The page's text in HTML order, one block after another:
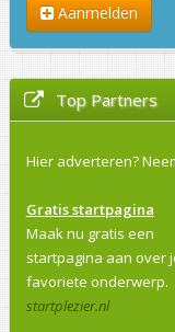
Aanmelden
Top Partners
Hier adverteren?
Gratis startpagina
Maak nu gratis een
startpagina aan over
favoriete onderwerp.
startplezier.nl